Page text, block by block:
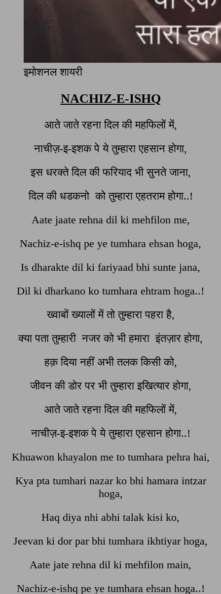
इमोशनल शायरी
NACHIZ-E-ISHQ
आते जाते रहना दिल की महफिलों में,
नाचीज़-इ-इशक पे ये तुम्हारा एहसान होगा,
इस धरक्ते दिल की फरियाद भी सुनते जाना,
दिल की धडकनो को तुम्हारा एहतराम होगा..!
Aate jaate rehna dil ki mehfilon me,
Nachiz-e-ishq pe ye tumhara ehsan hoga,
Is dharakte dil ki fariyaad bhi sunte jana,
Dil ki dharkano ko tumhara ehtram hoga..!
ख्वाबों ख्यालों में तो तुम्हारा पहरा है,
क्या पता तुम्हारी नजर को भी हमारा इंतज़ार होगा,
हक़ दिया नहीं अभी तलक किसी को,
जीवन की डोर पर भी तुम्हारा इखित्यार होगा,
आते जाते रहना दिल की महफिलों में,
नाचीज़-इ-इशक पे ये तुम्हारा एहसान होगा..!
Khuawon khayalon me to tumhara pehra hai,
Kya pta tumhari nazar ko bhi hamara intzar
hoga,
Haq diya nhi abhi talak kisi ko,
Jeevan ki dor par bhi tumhara ikhtiyar hoga,
Aate jate rehna dil ki mehfilon main,
Nachiz-e-ishq pe ye tumhara ehsan hoga..!